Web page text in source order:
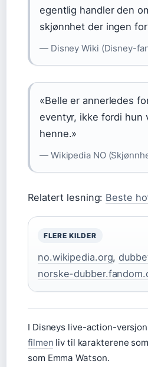
egentlig handler den
skjønnhet der ingen
— Disney Wiki (Disney-
«Belle er annerledes
eventyr, ikke fordi hun
henne.»
— Wikipedia NO
Relatert lesning: Beste
FLERE KILDER
no.wikipedia.org,
norske-
I Disneys live-action-
filmen liv til karakterene
som Emma Watson.